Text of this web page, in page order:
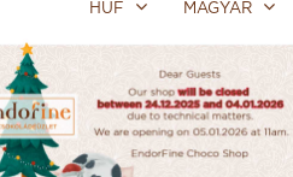
MAGYAR
HUF